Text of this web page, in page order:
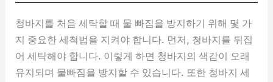
청바지를 처음 세탁할 때 물 빠짐을 방지하기 위해 몇 가
지 중요한 세척법을 지켜야 합니다. 먼저, 청바지를 뒤집
어 세탁해야 합니다. 이렇게 하면 청바지의 색감이 오래
유지되며 물빠짐을 방지할 수 있습니다. 또한 청바지 세